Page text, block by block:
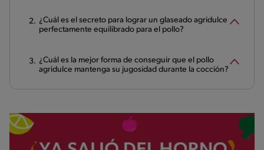
¿Cuál es el secreto para lograr un glaseado agridulce
perfectamente equilibrado para el pollo?
¿Cuál es la mejor forma de conseguir que el pollo
agridulce mantenga su jugosidad durante la cocción?